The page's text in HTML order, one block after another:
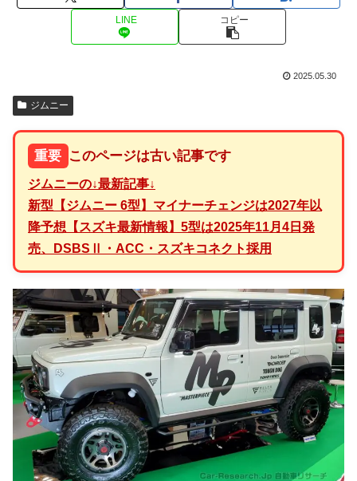
LINE コピー
2025.05.30
ジムニー
重要 このページは古い記事です
ジムニーの↓最新記事↓
新型【ジムニー 6型】マイナーチェンジは2027年以
降予想【スズキ最新情報】5型は2025年11月4日発
売、DSBSⅡ・ACC・スズキコネクト採用